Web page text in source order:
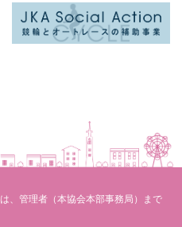
、管理者（本協会本部事務局）まで